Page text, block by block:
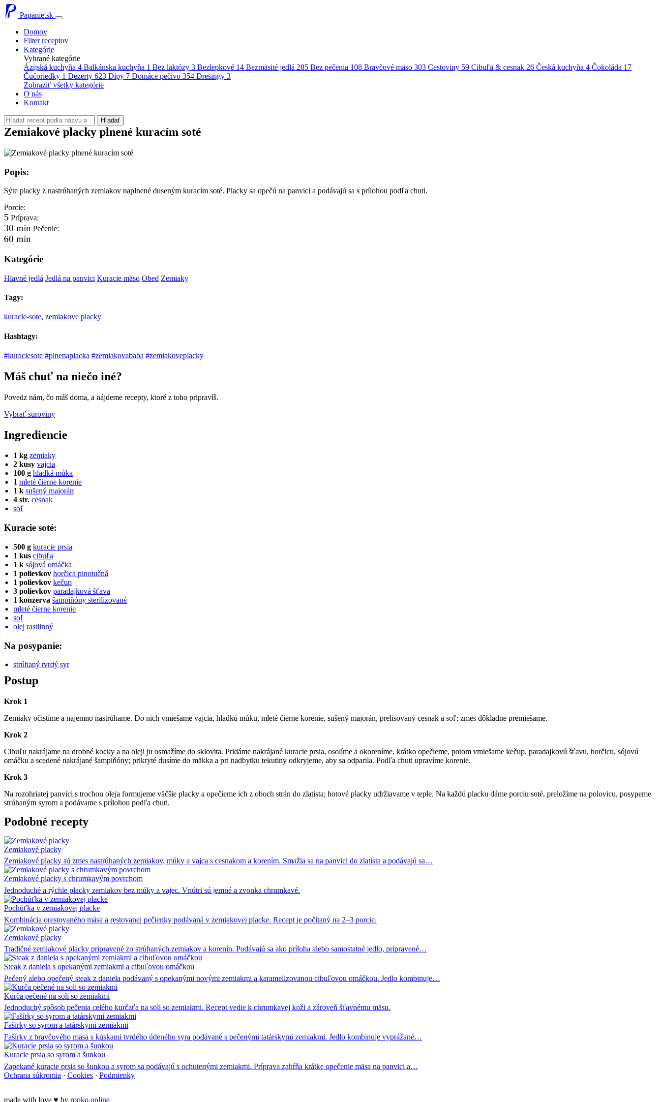
Papanie.sk
Domov
Filter receptov
Kategórie
Vybrané kategórie
Ázijská kuchyňa 4 Balkánska kuchyňa 1 Bez laktózy 3 Bezlepkové 14 Bezmäsité jedlá 285 Bez pečenia 108 Bravčové mäso 303 Cestoviny 59 Cibuľa & cesnak 26 Česká kuchyňa 4 Čokoláda 17
Čučoriedky 1 Dezerty 623 Dipy 7 Domáce pečivo 354 Dresingy 3
Zobraziť všetky kategórie
O nás
Kontakt
Hľadať
Zemiakové placky plnené kuracím soté
Popis:
Sýte placky z nastrúhaných zemiakov naplnené duseným kuracím soté. Placky sa opečú na panvici a podávajú sa s prílohou podľa chuti.
Porcie:
5 Príprava:
30 min Pečenie:
60 min
Kategórie
Hlavné jedlá Jedlá na panvici Kuracie mäso Obed Zemiaky
Tagy:
kuracie-sote, zemiakove placky
Hashtagy:
#kuraciesote #plnenaplacka #zemiakovababa #zemiakoveplacky
Máš chuť na niečo iné?
Povedz nám, čo máš doma, a nájdeme recepty, ktoré z toho pripravíš.
Vybrať suroviny
Ingrediencie
1 kg zemiaky
2 kusy vajcia
100 g hladká múka
1 mleté čierne korenie
1 k sušený majorán
4 str. cesnak
soľ
Kuracie soté:
500 g kuracie prsia
1 kus cibuľa
1 k sójová omáčka
1 polievkov horčica plnotučná
1 polievkov kečup
3 polievkov paradajková šťava
1 konzerva šampiňóny sterilizované
mleté čierne korenie
soľ
olej rastlinný
Na posypanie:
strúhaný tvrdý syr
Postup
Krok 1
Zemiaky očistíme a najemno nastrúhame. Do nich vmiešame vajcia, hladkú múku, mleté čierne korenie, sušený majorán, prelisovaný cesnak a soľ; zmes dôkladne premiešame.
Krok 2
Cibuľu nakrájame na drobné kocky a na oleji ju osmažíme do sklovita. Pridáme nakrájané kuracie prsia, osolíme a okoreníme, krátko opečieme, potom vmiešame kečup, paradajkovú šťavu, horčicu, sójovú
omáčku a scedené nakrájané šampiňóny; prikryté dusíme do mäkka a pri nadbytku tekutiny odkryjeme, aby sa odparila. Podľa chuti upravíme korenie.
Krok 3
Na rozohriatej panvici s trochou oleja formujeme väčšie placky a opečieme ich z oboch strán do zlatista; hotové placky udržiavame v teple. Na každú placku dáme porciu soté, preložíme na polovicu, posypeme
strúhaným syrom a podávame s prílohou podľa chuti.
Podobné recepty
Zemiakové placky
Zemiakové placky sú zmes nastrúhaných zemiakov, múky a vajca s cesnakom a korením. Smažia sa na panvici do zlatista a podávajú sa…
Zemiakové placky s chrumkavým povrchom
Jednoduché a rýchle placky zemiakov bez múky a vajec. Vnútri sú jemné a zvonka chrumkavé.
Pochúťka v zemiakovej placke
Kombinácia orestovaného mäsa a restovanej pečienky podávaná v zemiakovej placke. Recept je počítaný na 2–3 porcie.
Zemiakové placky
Tradičné zemiakové placky pripravené zo strúhaných zemiakov a korenín. Podávajú sa ako príloha alebo samostatné jedlo, pripravené…
Steak z daniela s opekanými zemiakmi a cibuľovou omáčkou
Pečený alebo opečený steak z daniela podávaný s opekanými novými zemiakmi a karamelizovanou cibuľovou omáčkou. Jedlo kombinuje…
Kurča pečené na soli so zemiakmi
Jednoduchý spôsob pečenia celého kurčaťa na soli so zemiakmi. Recept vedie k chrumkavej koži a zároveň šťavnému mäsu.
Fašírky so syrom a tatárskymi zemiakmi
Fašírky z bravčového mäsa s kúskami tvrdého údeného syra podávané s pečenými tatárskymi zemiakmi. Jedlo kombinuje vyprážané…
Kuracie prsia so syrom a šunkou
Zapekané kuracie prsia so šunkou a syrom sa podávajú s ochutenými zemiakmi. Príprava zahŕňa krátke opečenie mäsa na panvici a…
Ochrana súkromia · Cookies · Podmienky
made with love ♥ by ropko.online